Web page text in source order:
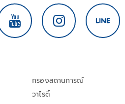
กรองสถานการณ์
วาไรตี้